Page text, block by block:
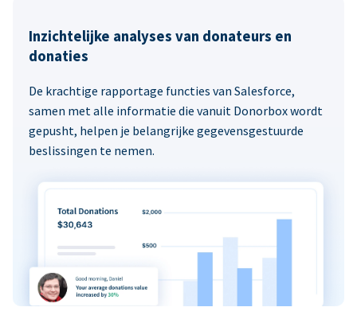
Inzichtelijke analyses van donateurs en
donaties
De krachtige rapportage functies van Salesforce,
samen met alle informatie die vanuit Donorbox wordt
gepusht, helpen je belangrijke gegevensgestuurde
beslissingen te nemen.